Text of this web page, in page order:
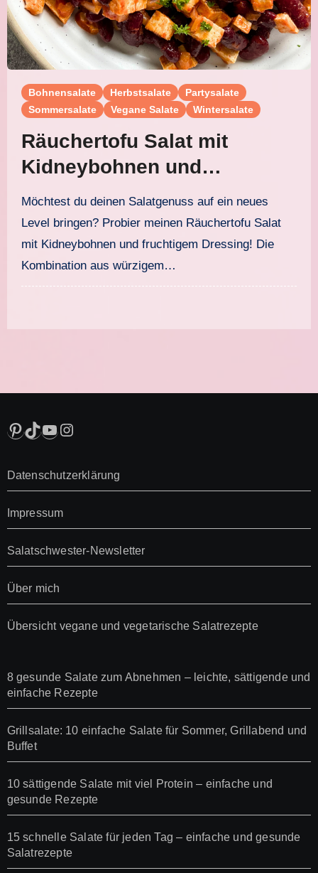
Bohnensalate Herbstsalate
Partysalate
Sommersalate
Vegane Salate Wintersalate
Räuchertofu Salat mit
Kidneybohnen und
fruchtigem Dressing
Möchtest du deinen Salatgenuss auf ein neues
Level bringen? Probier meinen Räuchertofu Salat
mit Kidneybohnen und fruchtigem Dressing! Die
Kombination aus würzigem…
Pinterest
TikTok
YouTube
Instagram
Datenschutzerklärung
Impressum
Salatschwester-Newsletter
Über mich
Übersicht vegane und vegetarische Salatrezepte
8 gesunde Salate zum Abnehmen – leichte, sättigende und
einfache Rezepte
Grillsalate: 10 einfache Salate für Sommer, Grillabend und
Buffet
10 sättigende Salate mit viel Protein – einfache und
gesunde Rezepte
15 schnelle Salate für jeden Tag – einfache und gesunde
Salatrezepte